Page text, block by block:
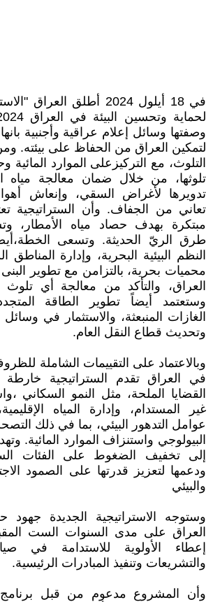
في 18 أيلول 2024 أطلق
وصفتها وسائل إعلام عراقية وأجنبية
لتمكين العراق من الحفاظ على بيئته.
التلوث، مع التركيزعلى الموارد المائية
تلوثها، من خلال ضمان معالجة مياه
تدويرها لأغراض السقي، وإنعاش
تعاني من الجفاف. وأن الستراتيجية
مبتكرة بهدف حصاد مياه الأمطار،
طرق الريّ الحديثة. وتسعى
النظم البيئية البحرية، وإدارة المناطق
محميات بحرية، بالتزامن مع تطوير البنى
العراق، والتأكد من معالجة أي
وستعتمد أيضاً تطوير الطاقة
الغازات المنبعثة، والاستثمار في وسائل
وتحديث قطاع النقل العام.
وبالاعتماد على التقييمات الشاملة
في العراق تقدم الستراتيجية
القضايا الملحة، مثل النمو السكاني
غير المستدام، وإدارة المياه
عوامل التدهور البيئي، بما في ذلك
البيولوجي واستنزاف الموارد المائية.
إلى تخفيف الضغوط على الفئات
ودعمها لتعزيز قدرتها على الصمود
والبيئي
وستوجه الاستراتيجية الجديدة جهود
العراق على مدى السنوات الست
إعطاء الأولوية للاستدامة في
والتشريعات وتنفيذ المبادرات الرئيسية.
وأن المشروع مدعوم من قبل برنامج